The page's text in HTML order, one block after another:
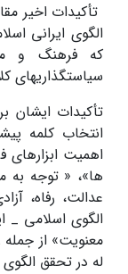
تأکیدات اخیر
الگوی ایرانی
که فرهنگ و
سیاستگذاریهای
تأکیدات ایشان
انتخاب کلمه
اهمیت
ها»، « توجه به
عدالت، رفاه،
الگوی اسلامی _
معنویت» از
له در تحقق